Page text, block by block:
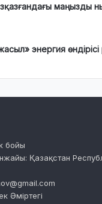
маңызды
энергия
бойы
Қазақстан
Әміртегі